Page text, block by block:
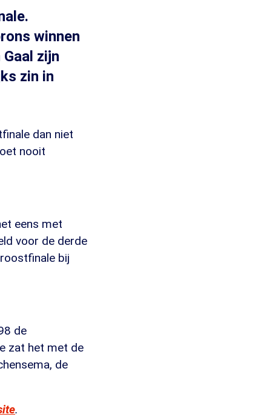
winnen
zijn
zin in
dan niet
nooit
eens met
voor de derde
bij
de
zat het met de
de
.